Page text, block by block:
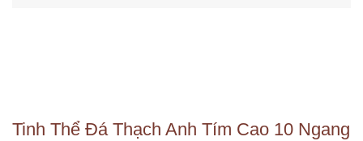
Tinh Thể Đá Thạch Anh Tím Cao 10 Ngang